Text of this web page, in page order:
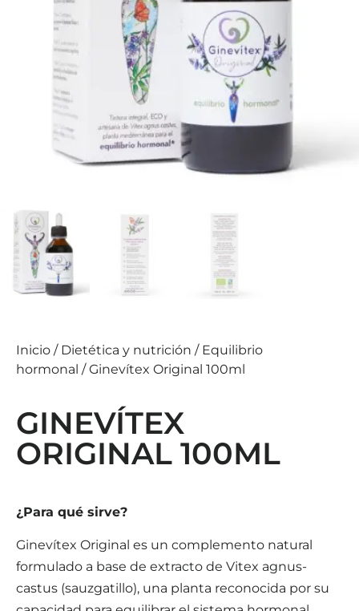
Inicio / Dietética y nutrición / Equilibrio
hormonal / Ginevítex Original 100ml
GINEVÍTEX
ORIGINAL 100ML
¿Para qué sirve?
Ginevítex Original es un complemento natural
formulado a base de extracto de Vitex agnus-
castus (sauzgatillo), una planta reconocida por su